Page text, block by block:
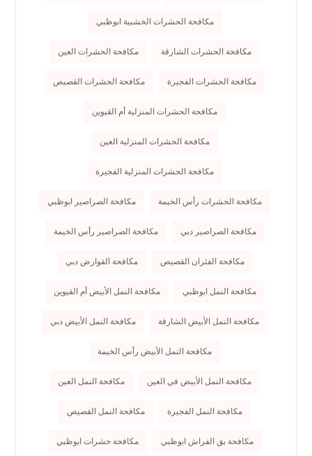
مكافحة الحشرات الخشبية ابوظبي
مكافحة الحشرات الشارقة مكافحة الحشرات العين
مكافحة الحشرات الفجيرة مكافحة الحشرات القصيص
مكافحة الحشرات المنزلية أم القيوين
مكافحة الحشرات المنزلية العين
مكافحة الحشرات المنزلية الفجيرة
مكافحة الحشرات رأس الخيمة مكافحة الصراصير ابوظبي
مكافحة الصراصير دبي مكافحة الصراصير رأس الخيمة
مكافحة الفئران القصيص مكافحة القوارض دبي
مكافحة النمل ابوظبي مكافحة النمل الأبيض أم القيوين
مكافحة النمل الأبيض الشارقة مكافحة النمل الأبيض دبي
مكافحة النمل الأبيض رأس الخيمة
مكافحة النمل الأبيض في العين مكافحة النمل العين
مكافحة النمل الفجيرة مكافحة النمل القصيص
مكافحة بق الفراش ابوظبي مكافحة حشرات ابوظبي